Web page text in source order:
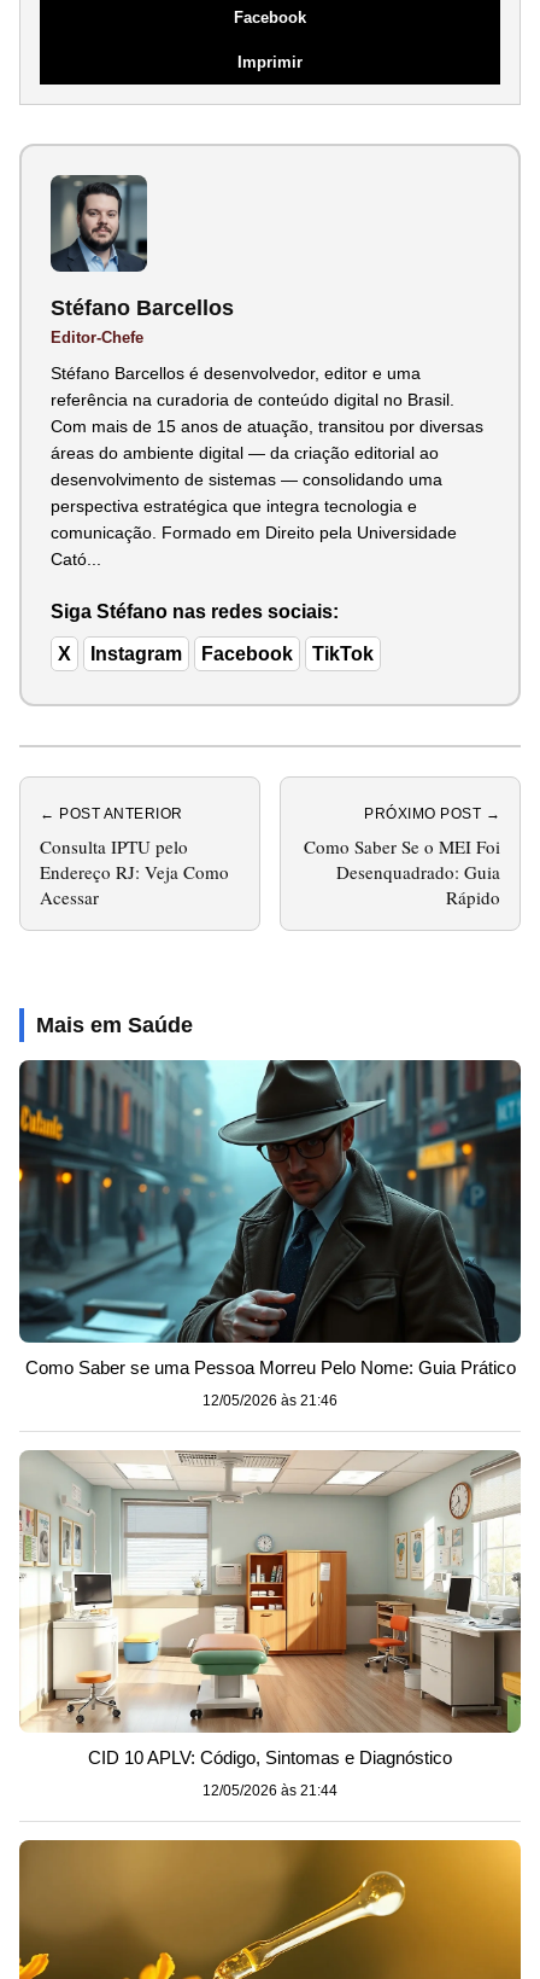
Facebook
Imprimir
Stéfano Barcellos
Editor-Chefe
Stéfano Barcellos é desenvolvedor, editor e uma
referência na curadoria de conteúdo digital no Brasil.
Com mais de 15 anos de atuação, transitou por diversas
áreas do ambiente digital — da criação editorial ao
desenvolvimento de sistemas — consolidando uma
perspectiva estratégica que integra tecnologia e
comunicação. Formado em Direito pela Universidade
Cató...
Siga Stéfano nas redes sociais:
X Instagram Facebook TikTok
← POST ANTERIOR
Consulta IPTU pelo
Endereço RJ: Veja Como
Acessar
PRÓXIMO POST →
Como Saber Se o MEI Foi
Desenquadrado: Guia
Rápido
Mais em Saúde
Como Saber se uma Pessoa Morreu Pelo Nome: Guia Prático
12/05/2026 às 21:46
CID 10 APLV: Código, Sintomas e Diagnóstico
12/05/2026 às 21:44